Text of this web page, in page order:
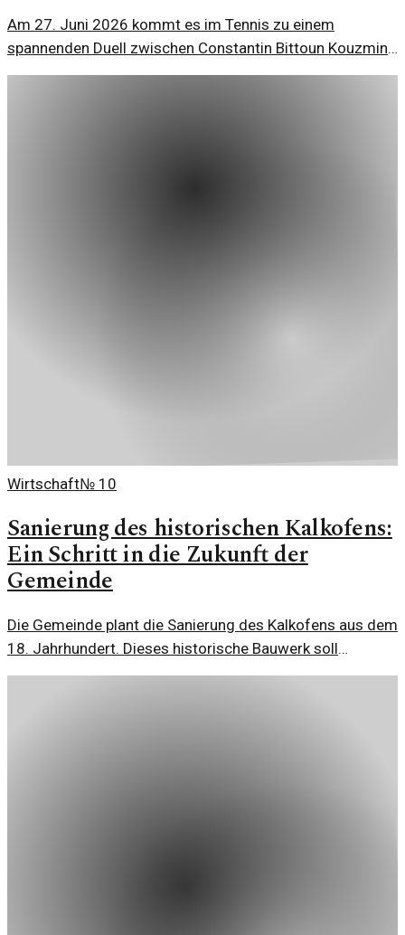
Am 27. Juni 2026 kommt es im Tennis zu einem
spannenden Duell zwischen Constantin Bittoun Kouzmine
und Keshav Chopra. Beide Spieler haben Großes vor.
Wirtschaft№ 10
Sanierung des historischen Kalkofens:
Ein Schritt in die Zukunft der
Gemeinde
Die Gemeinde plant die Sanierung des Kalkofens aus dem
18. Jahrhundert. Dieses historische Bauwerk soll
revitalisiert und der Öffentlichkeit zugänglich gemacht